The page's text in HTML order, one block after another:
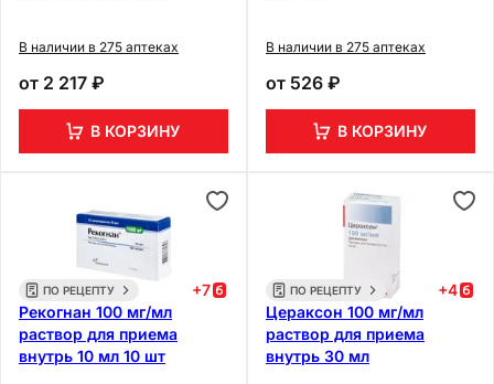
В наличии в 275 аптеках
от 2 217 ₽
В КОРЗИНУ
В наличии в 275 аптеках
от 526 ₽
В КОРЗИНУ
ПО РЕЦЕПТУ +7
Рекогнан 100 мг/мл
раствор для приема
внутрь 10 мл 10 шт
ПО РЕЦЕПТУ +4
Цераксон 100 мг/мл
раствор для приема
внутрь 30 мл